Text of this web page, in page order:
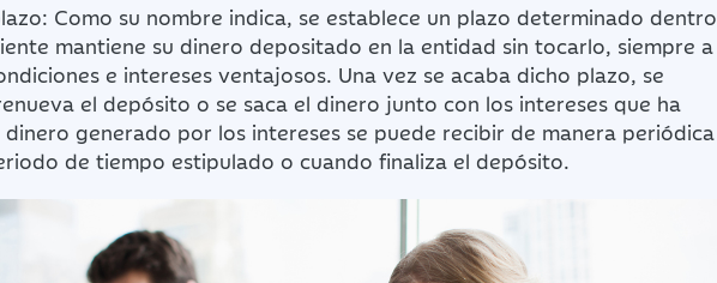
Como su nombre indica, se establece un plazo determinado dentro
mantiene su dinero depositado en la entidad sin tocarlo, siempre a
e intereses ventajosos. Una vez se acaba dicho plazo, se
el depósito o se saca el dinero junto con los intereses que ha
dinero generado por los intereses se puede recibir de manera periódica
de tiempo estipulado o cuando finaliza el depósito.